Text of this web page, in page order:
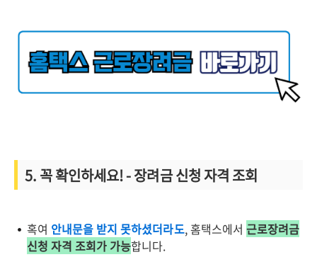
5. 꼭 확인하세요! - 장려금 신청 자격 조회
혹여 안내문을 받지 못하셨더라도, 홈택스에서 근로장려금
신청 자격 조회가 가능합니다.